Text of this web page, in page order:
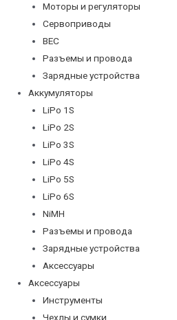
Моторы и регуляторы
Сервоприводы
BEC
Разъемы и провода
Зарядные устройства
Аккумуляторы
LiPo 1S
LiPo 2S
LiPo 3S
LiPo 4S
LiPo 5S
LiPo 6S
NiMH
Разъемы и провода
Зарядные устройства
Аксессуары
Аксессуары
Инструменты
Чехлы и сумки